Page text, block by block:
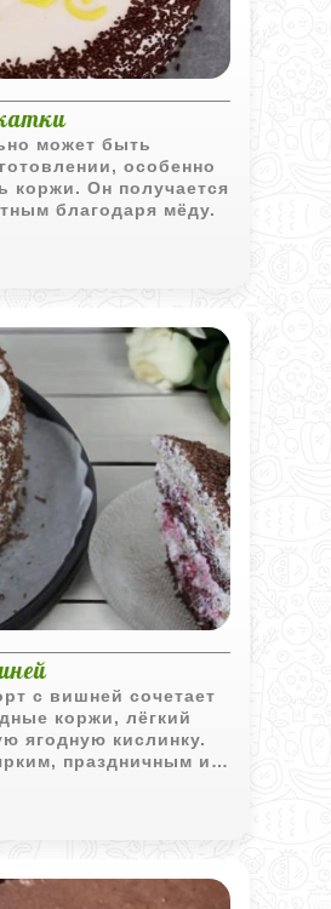
может быть
особенно
коржи. Он получается
благодаря мёду.
с вишней сочетает
коржи, лёгкий
ягодную кислинку.
праздничным и
охлаждения.